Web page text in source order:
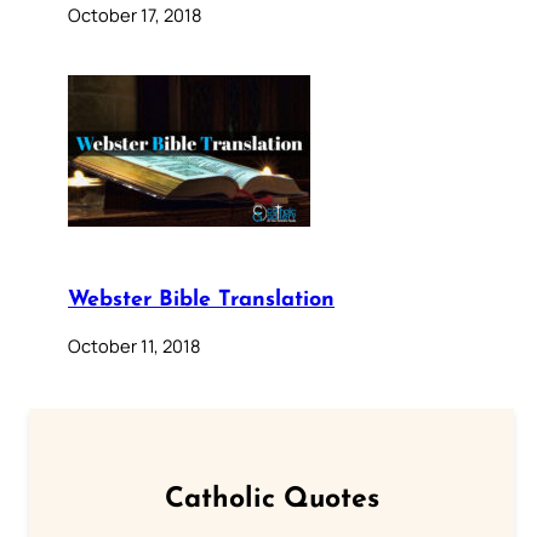
October 17, 2018
Webster Bible Translation
October 11, 2018
Catholic Quotes